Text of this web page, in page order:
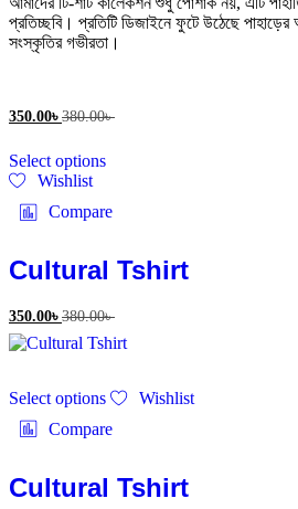
product
page
প্রতিচ্ছবি। প্রতিটি ডিজাইনে ফুটে উঠেছে
সংস্কৃতির গভীরতা।
350.00৳ 380.00৳
Select optionsproduct
variants.
options
may
chosen
on
page
Wishlist
Compare
Cultural Tshirt
350.00৳ 380.00৳
Select options product
multiple
The
options
Wishlist
Compare
Cultural Tshirt